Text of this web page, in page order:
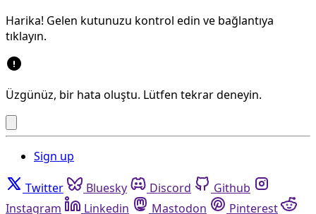
Harika! Gelen kutunuzu kontrol edin ve bağlantıya
tıklayın.
Üzgünüz, bir hata oluştu. Lütfen tekrar deneyin.
Sign up
Twitter Bluesky Discord
Github
Instagram
Linkedin Mastodon
Pinterest